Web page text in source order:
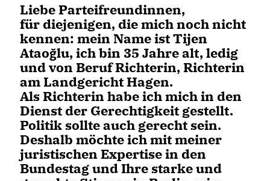
Liebe Parteifreundinnen,
für diejenigen, die mich noch nicht
kennen: mein Name ist Tijen
Ataoğlu, ich bin 35 Jahre alt, ledig
und von Beruf Richterin, Richterin
am Landgericht Hagen.
Als Richterin habe ich mich in den
Dienst der Gerechtigkeit gestellt.
Politik sollte auch gerecht sein.
Deshalb möchte ich mit meiner
juristischen Expertise in den
Bundestag und Ihre starke und